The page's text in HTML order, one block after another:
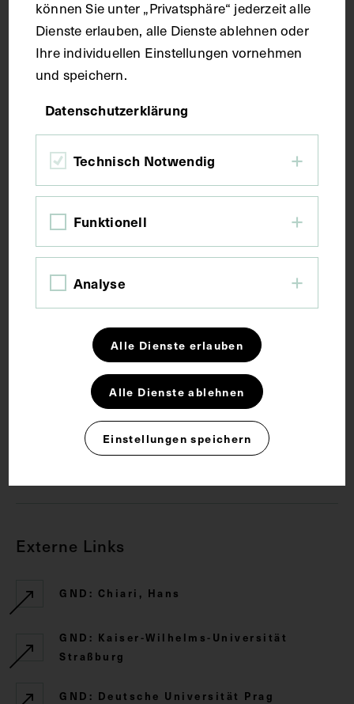
Maße
Bildmaß inkl. Untergrund 10,7 x 6,6 cm
Kurzbeschreibung
Die Fotografie wurde von August Wilcke,
Neg III 121/7
Schlagwörter
Dozent Pathologische Anatomie
Externe Links
GND: Chiari, Hans
GND: Kaiser-Wilhelms-Universität
Straßburg
GND: Deutsche Universität Prag
können Sie unter „Privatsphäre“ jederzeit alle
Dienste erlauben, alle Dienste ablehnen oder
Ihre individuellen Einstellungen vornehmen
und speichern.
Datenschutzerklärung
Technisch Notwendig
Funktionell
Analyse
Alle Dienste erlauben
Alle Dienste ablehnen
Einstellungen speichern